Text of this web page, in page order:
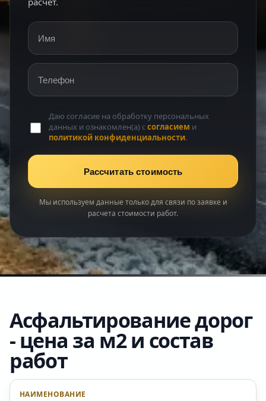
Имя
Телефон
Даю согласие на обработку персональных
данных и ознакомлен(а) ссогласием и
политикой конфиденциальности.
Рассчитать стоимость
Мы используем данные только для связи по заявке и
расчета стоимости работ.
Асфальтирование дорог
- цена за м2 и состав
работ